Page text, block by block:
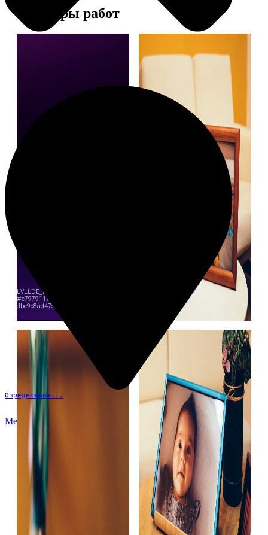
Определение...
Меню
Примеры работ